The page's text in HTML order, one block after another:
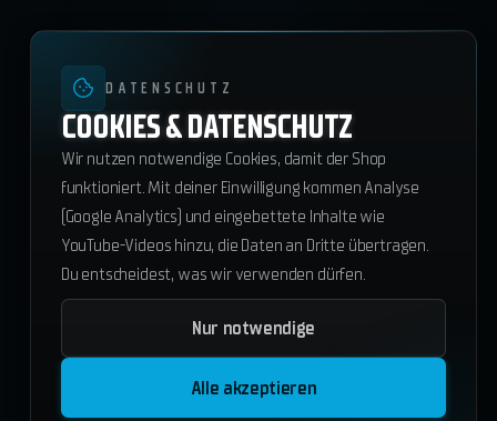
FIVEM SCRIPTS
Neueste zuerst
V1 V2 V3 ESX QBCore
DATENSCHUTZ
COOKIES & DATENSCHUTZ
Wir nutzen notwendige Cookies, damit der Shop
funktioniert. Mit deiner Einwilligung kommen Analyse
(Google Analytics) und eingebettete Inhalte wie
YouTube-Videos hinzu, die Daten an Dritte übertragen.
Du entscheidest, was wir verwenden dürfen.
Nur notwendige
Alle akzeptieren